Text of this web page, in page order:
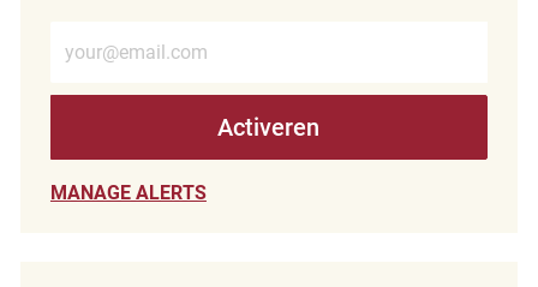
Activeren
MANAGE ALERTS